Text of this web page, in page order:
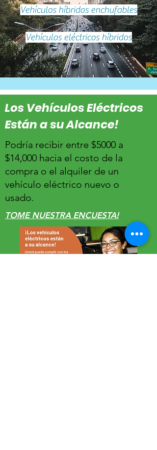
Vehículos híbridos enchufables
Vehículos eléctricos híbridos
Los Vehículos Eléctricos
Están a su Alcance!
Podría recibir entre $5000 a
$14,000 hacia el costo de la
compra o el alquiler de un
vehículo eléctrico nuevo o
usado.
TOME NUESTRA ENCUESTA!